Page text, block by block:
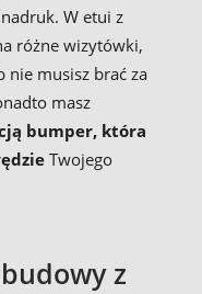
W etui z
różne wizytówki,
nie musisz brać za
masz
bumper, która
Twojego
z